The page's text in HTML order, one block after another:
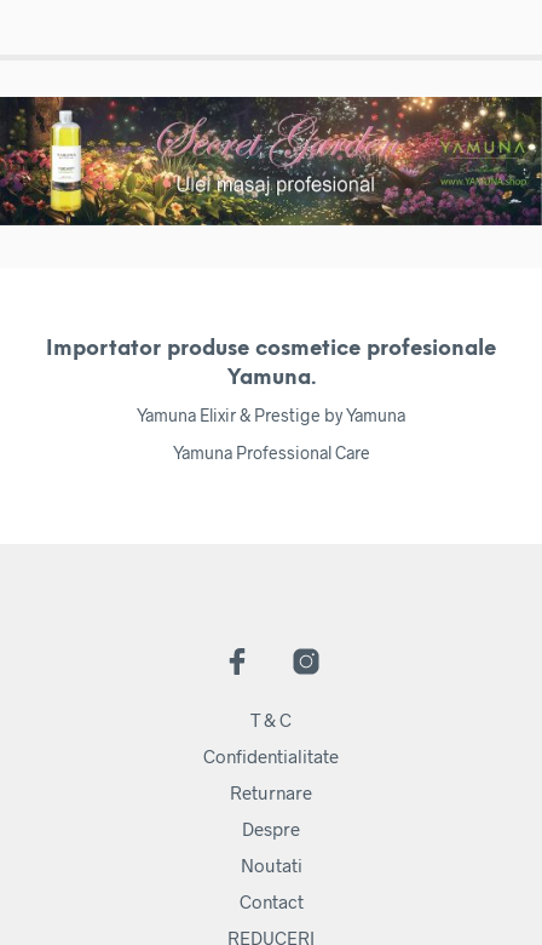
Importator produse cosmetice profesionale
Yamuna.
Yamuna Elixir & Prestige by Yamuna
Yamuna Professional Care
T & C
Confidentialitate
Returnare
Despre
Noutati
Contact
REDUCERI